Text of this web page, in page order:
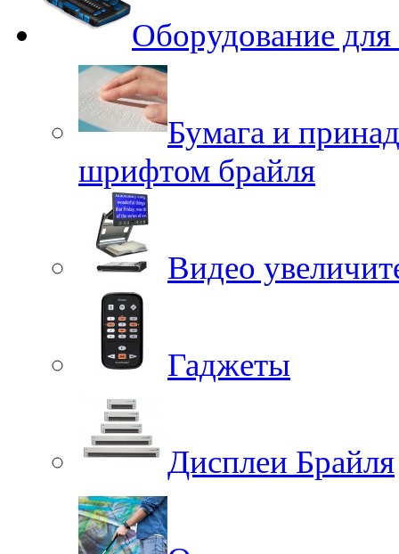
Оборудование
Бумага и
шрифтом брайля
Видео
Гаджеты
Дисплеи Брайля